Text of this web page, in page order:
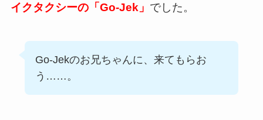
イクタクシーの「Go-Jek」 でした。
Go-Jekのお兄ちゃんに、来てもらお
う……。